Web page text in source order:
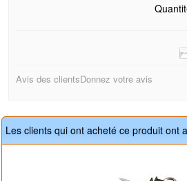
Avis des clientsDonnez votre avis
Les clients qui ont acheté ce produit ont